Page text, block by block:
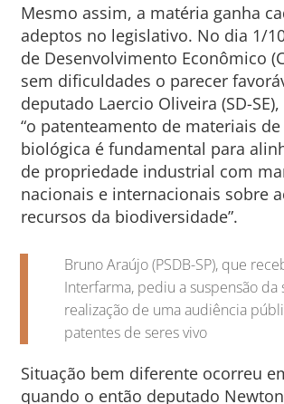
Mesmo assim, a matéria ganha
adeptos no legislativo. No dia 1/
de Desenvolvimento Econômico
sem dificuldades o parecer
deputado Laercio Oliveira (SD-
“o patenteamento de materiais
biológica é fundamental para
de propriedade industrial com
nacionais e internacionais sobre
recursos da biodiversidade”.
Bruno Araújo (PSDB-SP), que
Interfarma, pediu a suspensão da
realização de uma audiência
patentes de seres vivo
Situação bem diferente ocorreu
quando o então deputado Newton